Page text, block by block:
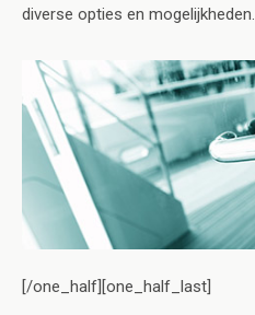
diverse opties en mogelijkheden.
[/one_half][one_half_last]